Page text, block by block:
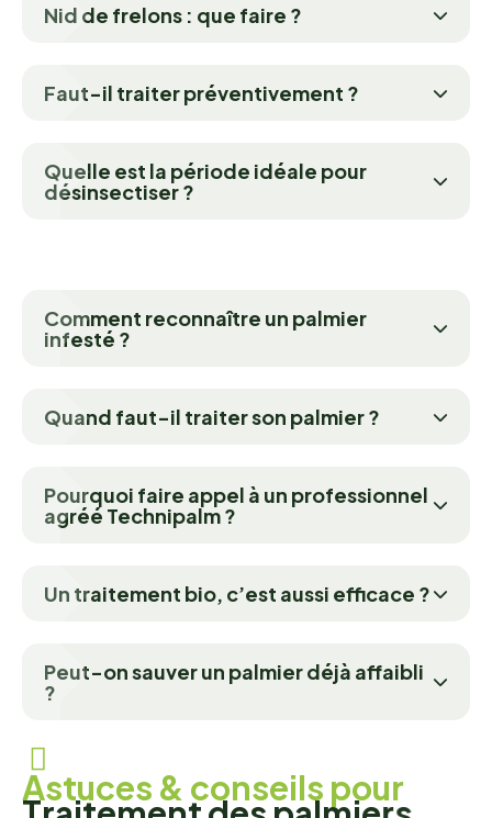
Nid de frelons : que faire ?
Faut-il traiter préventivement ?
Quelle est la période idéale pour
désinsectiser ?
Comment reconnaître un palmier
infesté ?
Quand faut-il traiter son palmier ?
Pourquoi faire appel à un professionnel
agréé Technipalm ?
Un traitement bio, c’est aussi efficace ?
Peut-on sauver un palmier déjà affaibli
?
Astuces & conseils pour